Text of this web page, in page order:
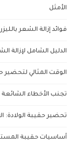
الأمثل
فوائد إزالة الشعر
الدليل الشامل لإزالة
الوقت المثالي لتحضير
تجنب الأخطاء الشائعة
تحضير حقيبة الولادة:
أساسيات حقيبة